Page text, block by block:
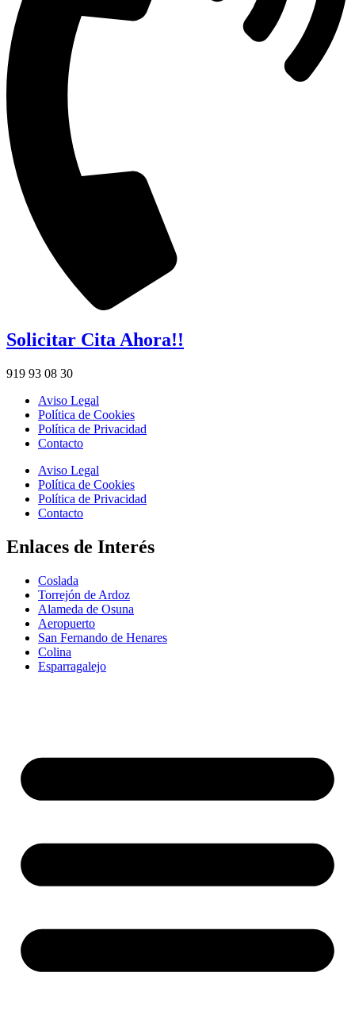
Solicitar Cita Ahora!!
919 93 08 30
Aviso Legal
Política de Cookies
Política de Privacidad
Contacto
Aviso Legal
Política de Cookies
Política de Privacidad
Contacto
Enlaces de Interés
Coslada
Torrejón de Ardoz
Alameda de Osuna
Aeropuerto
San Fernando de Henares
Colina
Esparragalejo